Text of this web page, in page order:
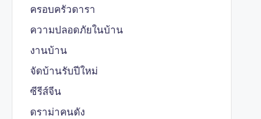
ครอบครัวดารา
ความปลอดภัยในบ้าน
งานบ้าน
จัดบ้านรับปีใหม่
ซีรีส์จีน
ดราม่าคนดัง